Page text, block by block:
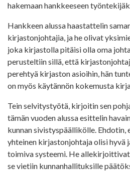
hakemaan hankkeeseen
Hankkeen alussa haastattelin
kirjastonjohtajia, ja he olivat
joka kirjastolla pitäisi olla oma
perusteltiin sillä, että
perehtyä kirjaston asioihin, hän
on myös käytännön kokemusta
Tein selvitystyötä, kirjoitin sen
tämän vuoden alussa esittelin
kunnan sivistyspäällikölle. Ehdotin,
yhteinen kirjastonjohtaja olisi hyvä
toimiva systeemi. He allekirjoittivat
se vietiin kunnanhallituksille